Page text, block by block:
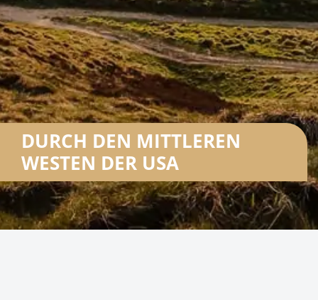
DURCH DEN MITTLEREN
WESTEN DER USA